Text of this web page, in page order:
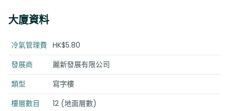
大廈資料
冷氣管理費 HK$5.80
發展商
麗新發展有限公司
類型
寫字樓
樓層數目
12 (地面層數)